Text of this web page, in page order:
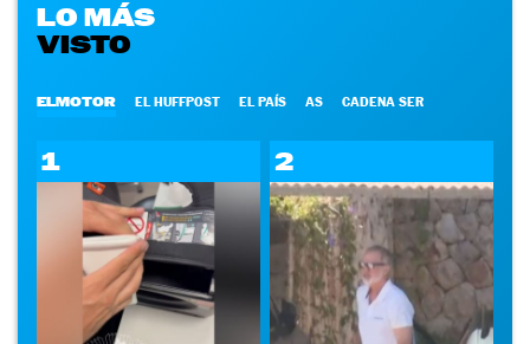
LO MÁS
VISTO
ELMOTOR EL HUFFPOST EL PAÍS AS CADENA SER
1 2